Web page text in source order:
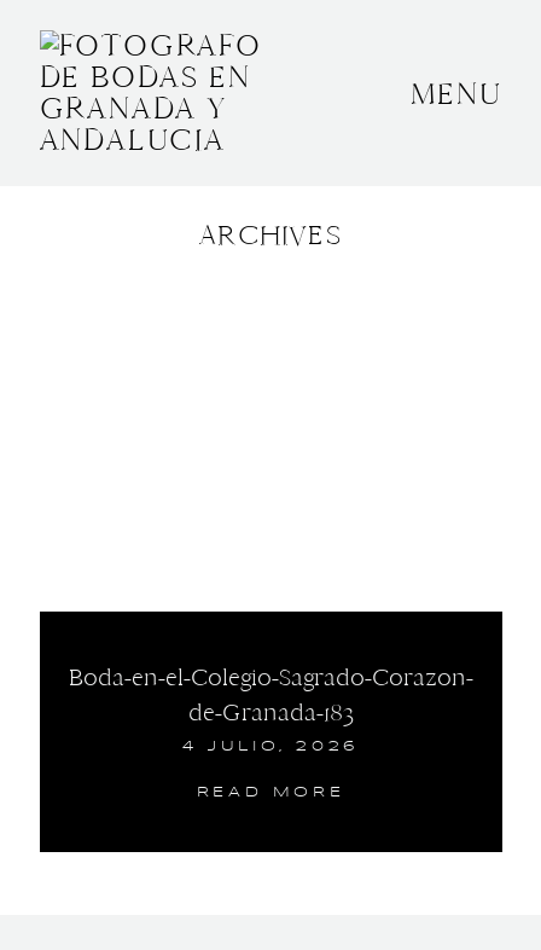
MENU
ARCHIVES
Boda-en-el-Colegio-Sagrado-Corazon-
de-Granada-183
4 JULIO, 2026
READ MORE
BODAS